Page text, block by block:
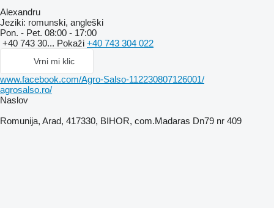
Alexandru
Jeziki: romunski, angleški
Pon. - Pet. 08:00 - 17:00
+40 743 30... Pokaži +40 743 304 022
Vrni mi klic
www.facebook.com/Agro-Salso-112230807126001/
agrosalso.ro/
Naslov
Romunija, Arad, 417330, BIHOR, com.Madaras Dn79 nr 409